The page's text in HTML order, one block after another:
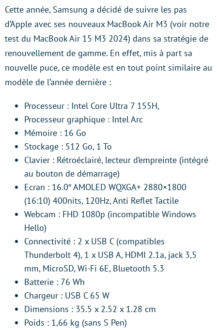
Cette année, Samsung a décidé de suivre les pas
d’Apple avec ses nouveaux MacBook Air M3 (voir notre
test du MacBook Air 15 M3 2024) dans sa stratégie de
renouvellement de gamme. En effet, mis à part sa
nouvelle puce, ce modèle est en tout point similaire au
modèle de l’année dernière :
Processeur : Intel Core Ultra 7 155H,
Processeur graphique : Intel Arc
Mémoire : 16 Go
Stockage : 512 Go, 1 To
Clavier : Rétroéclairé, lecteur d’empreinte (intégré
au bouton de démarrage)
Ecran : 16.0″ AMOLED WQXGA+ 2880×1800
(16:10) 400nits, 120Hz, Anti Reflet Tactile
Webcam : FHD 1080p (incompatible Windows
Hello)
Connectivité : 2 x USB C (compatibles
Thunderbolt 4), 1 x USB A, HDMI 2.1a, jack 3,5
mm, MicroSD, Wi-Fi 6E, Bluetooth 5.3
Batterie : 76 Wh
Chargeur : USB C 65 W
Dimensions : 35.5 x 2.52 x 1.28 cm
Poids : 1,66 kg (sans S Pen)